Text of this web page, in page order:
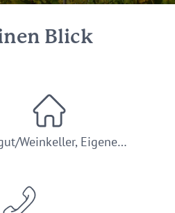
Blick
Weinkeller, Eigene…